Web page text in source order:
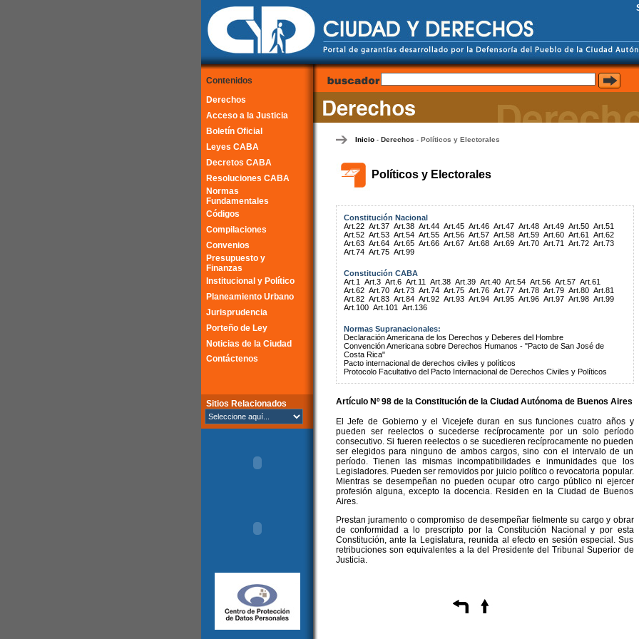
Contenidos
Derechos
Acceso a la Justicia
Boletín Oficial
Leyes CABA
Decretos CABA
Resoluciones CABA
Normas
Fundamentales
Códigos
Compilaciones
Convenios
Presupuesto y
Finanzas
Institucional y Político
Planeamiento Urbano
Jurisprudencia
Porteño de Ley
Noticias de la Ciudad
Contáctenos
Sitios Relacionados
Inicio- Derechos - Políticos y Electorales
Políticos y Electorales
Constitución Nacional
Art.22 Art.37 Art.38 Art.44 Art.45 Art.46 Art.47 Art.48 Art.49 Art.50 Art.51
Art.52 Art.53 Art.54 Art.55 Art.56 Art.57 Art.58 Art.59 Art.60 Art.61
Art.62
Art.63 Art.64 Art.65 Art.66 Art.67 Art.68 Art.69 Art.70 Art.71 Art.72 Art.73
Art.74 Art.75 Art.99
Constitución CABA
Art.1
Art.3 Art.6 Art.11 Art.38 Art.39 Art.40 Art.54 Art.56 Art.57 Art.61
Art.62 Art.70 Art.73 Art.74 Art.75 Art.76 Art.77 Art.78 Art.79 Art.80 Art.81
Art.82 Art.83 Art.84 Art.92 Art.93 Art.94 Art.95 Art.96 Art.97 Art.98 Art.99
Art.100 Art.101 Art.136
Normas Supranacionales:
Declaración Americana de los Derechos y Deberes del Hombre
Convención Americana sobre Derechos Humanos - "Pacto de San José de
Costa Rica"
Pacto internacional de derechos civiles y políticos
Protocolo Facultativo del Pacto Internacional de Derechos Civiles y Políticos
Artículo Nº 98 de la Constituciónde la Ciudad Autónoma de Buenos Aires
El Jefe de Gobierno y el Vicejefe duran en sus funciones cuatro años y
pueden ser reelectos o sucederse recíprocamente por un solo período
consecutivo. Si fueren reelectos o se sucedieren recíprocamente no pueden
ser elegidos para ninguno de ambos cargos, sino con el intervalo de un
período. Tienen las mismas incompatibilidades e inmunidades que los
Legisladores. Pueden ser removidos por juicio político o revocatoria popular.
Mientras se desempeñan no pueden ocupar otro cargo público ni ejercer
profesión alguna, excepto la docencia. Residen en la Ciudad de Buenos
Aires.
Prestan juramento o compromiso de desempeñar fielmente su cargo y obrar
de conformidad a lo prescripto por la Constitución Nacional y por esta
Constitución, ante la Legislatura, reunida al efecto en sesión especial. Sus
retribuciones son equivalentes a la del Presidente del Tribunal Superior de
Justicia.